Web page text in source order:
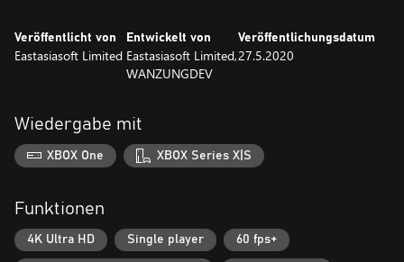
Veröffentlicht von
Eastasiasoft Limited
Entwickelt von
Eastasiasoft Limited,
WANZUNGDEV
Veröffentlichungsdatum
27.5.2020
Wiedergabe mit
XBOX One XBOX Series X|S
Funktionen
4K Ultra HD Single player 60 fps+